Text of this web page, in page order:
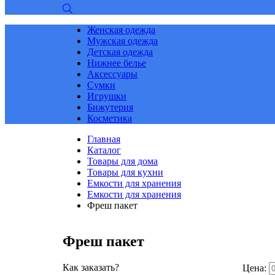
Женская одежда
Мужская одежда
Детская одежда
Нижнее белье
Аксессуары
Сумки
Игрушки
Бижутерия
Косметика
Главная
Каталог
Товары для дома
Товары для кухни
Емкости для хранения
Емкости для хранения
Фреш пакет
Фреш пакет
Как заказать?
Цена: